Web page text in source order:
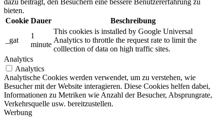
bieten.
Cookie Dauer Beschreibung
_gat
1
minute
This cookies is installed by Google Universal
Analytics to throttle the request rate to limit the
colllection of data on high traffic sites.
Analytics
Analytics
Analytische Cookies werden verwendet, um zu verstehen, wie
Besucher mit der Website interagieren. Diese Cookies helfen dabei,
Informationen zu Metriken wie Anzahl der Besucher, Absprungrate,
Verkehrsquelle usw. bereitzustellen.
Werbung